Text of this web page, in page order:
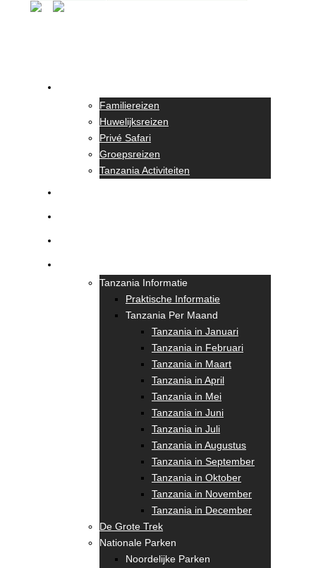
Familiereizen
Huwelijksreizen
Privé Safari
Groepsreizen
Tanzania Activiteiten
Tanzania Informatie
Praktische Informatie
Tanzania Per Maand
Tanzania in Januari
Tanzania in Februari
Tanzania in Maart
Tanzania in April
Tanzania in Mei
Tanzania in Juni
Tanzania in Juli
Tanzania in Augustus
Tanzania in September
Tanzania in Oktober
Tanzania in November
Tanzania in December
De Grote Trek
Nationale Parken
Noordelijke Parken